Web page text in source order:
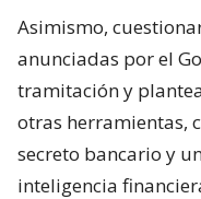
Asimismo,
anunciadas por el
tramitación y
otras herramientas,
secreto bancario y
inteligencia